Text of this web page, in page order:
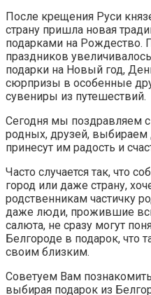
После крещения Руси
страну пришла новая
подарками на Рождество.
праздников
подарки на Новый год,
сюрпризы в особенные
сувениры из путешествий.
Сегодня мы поздравляем
родных, друзей, выбираем
принесут им радость и
Часто случается так, что
город или даже страну,
родственникам частичку
даже люди, прожившие
салюта, не сразу могут
Белгороде в подарок, что
своим близким.
Советуем Вам
выбирая подарок из